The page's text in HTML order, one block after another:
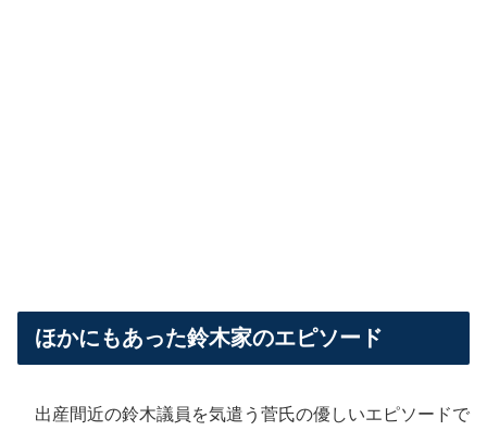
ほかにもあった鈴木家のエピソード
出産間近の鈴木議員を気遣う菅氏の優しいエピソードで